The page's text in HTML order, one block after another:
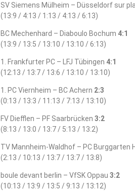
SV Siemens Mülheim – Düsseldorf sur
(13:9 / 4:13 / 1:13 / 4:13 / 6:13)
BC Mechenhard – Diaboulo Bochum 4:1
(13:9 / 13:5 / 13:10 / 13:10 / 6:13)
1. Frankfurter PC – LFJ Tübingen 4:1
(12:13 / 13:7 / 13:6 / 13:10 / 13:10)
1. PC Viernheim – BC Achern 2:3
(0:13 / 13:3 / 11:13 / 7:13 / 13:10)
FV Diefflen – PF Saarbrücken 3:2
(8:13 / 13:0 / 13:7 / 5:13 / 13:2)
TV Mannheim-Waldhof – PC Burggarten
(2:13 / 10:13 / 13:7 / 13:7 / 13:8)
boule devant berlin – VfSK Oppau 3:2
(10:13 / 13:9 / 13:5 / 9:13 / 13:12)